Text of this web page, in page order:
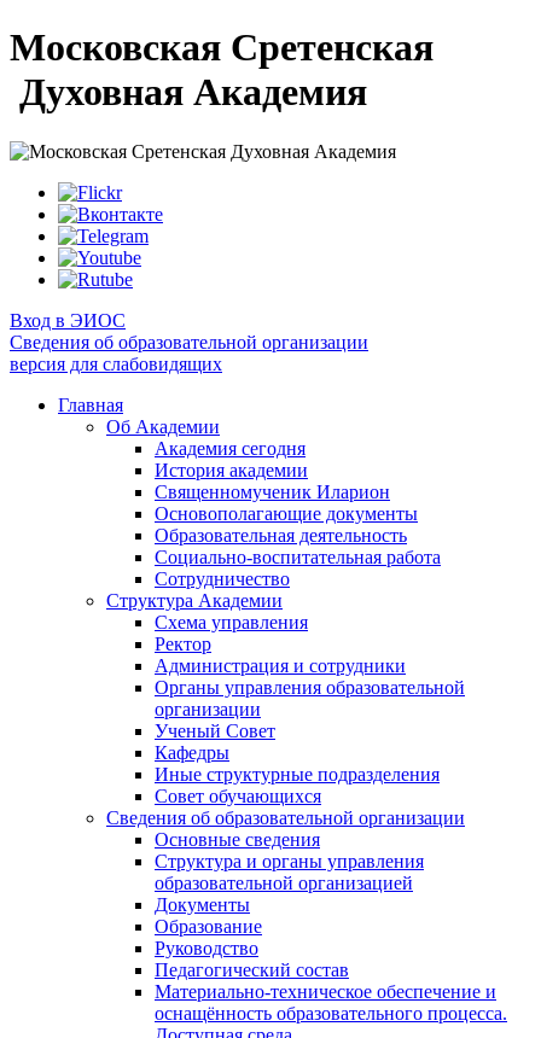
Московская Сретенская
Духовная Академия
Вход в ЭИОС
Сведения об образовательной организации
версия для слабовидящих
Главная
Об Академии
Академия сегодня
История академии
Священномученик Иларион
Основополагающие документы
Образовательная деятельность
Социально-воспитательная работа
Сотрудничество
Структура Академии
Схема управления
Ректор
Администрация и сотрудники
Органы управления образовательной
организации
Ученый Совет
Кафедры
Иные структурные подразделения
Совет обучающихся
Сведения об образовательной организации
Основные сведения
Структура и органы управления
образовательной организацией
Документы
Образование
Руководство
Педагогический состав
Материально-техническое обеспечение и
оснащённость образовательного процесса.